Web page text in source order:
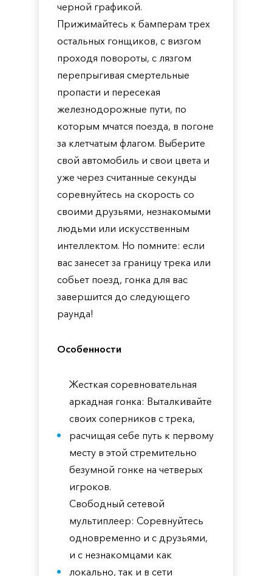
черной графикой.
Прижимайтесь к бамперам трех
остальных гонщиков, с визгом
проходя повороты, с лязгом
перепрыгивая смертельные
пропасти и пересекая
железнодорожные пути, по
которым мчатся поезда, в погоне
за клетчатым флагом. Выберите
свой автомобиль и свои цвета и
уже через считанные секунды
соревнуйтесь на скорость со
своими друзьями, незнакомыми
людьми или искусственным
интеллектом. Но помните: если
вас занесет за границу трека или
собьет поезд, гонка для вас
завершится до следующего
раунда!
Особенности
Жесткая соревновательная
аркадная гонка: Выталкивайте
своих соперников с трека,
расчищая себе путь к первому
месту в этой стремительно
безумной гонке на четверых
игроков.
Свободный сетевой
мультиплеер: Соревнуйтесь
одновременно и с друзьями,
и с незнакомцами как
локально, так и в сети